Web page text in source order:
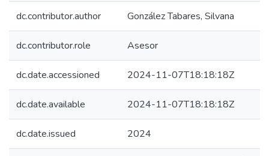
dc.contributor.author González Tabares, Silvana
dc.contributor.role Asesor
dc.date.accessioned 2024-11-07T18:18:18Z
dc.date.available 2024-11-07T18:18:18Z
dc.date.issued 2024